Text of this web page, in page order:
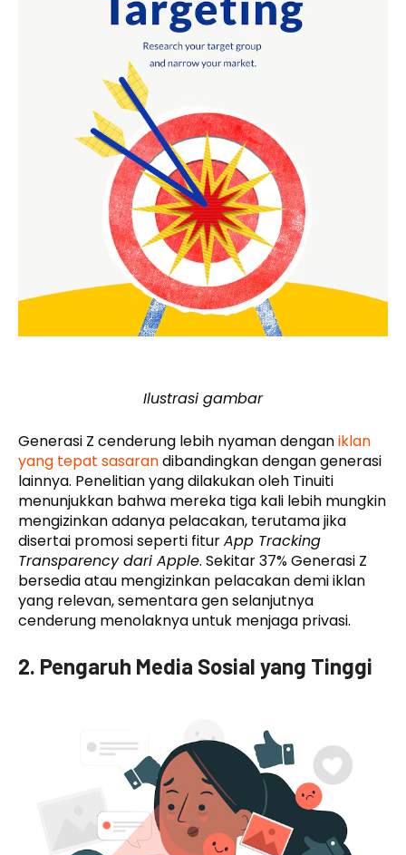
Ilustrasi gambar
Generasi Z cenderung lebih nyaman denganiklan
yang tepat sasarandibandingkan dengan generasi
lainnya. Penelitian yang dilakukan oleh Tinuiti
menunjukkan bahwa mereka tiga kali lebih mungkin
mengizinkan adanya pelacakan, terutama jika
disertai promosi seperti fiturApp Tracking
Transparency dari Apple. Sekitar 37% Generasi Z
bersedia atau mengizinkan pelacakan demi iklan
yang relevan, sementara gen selanjutnya
cenderung menolaknya untuk menjaga privasi.
2. Pengaruh Media Sosial yang Tinggi